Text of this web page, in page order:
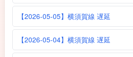
【2026-05-05】横須賀線 遅延
【2026-05-04】横須賀線 遅延